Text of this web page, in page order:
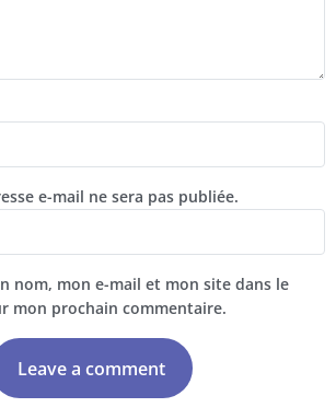
e-mail ne sera pas publiée.
nom, mon e-mail et mon site dans le
mon prochain commentaire.